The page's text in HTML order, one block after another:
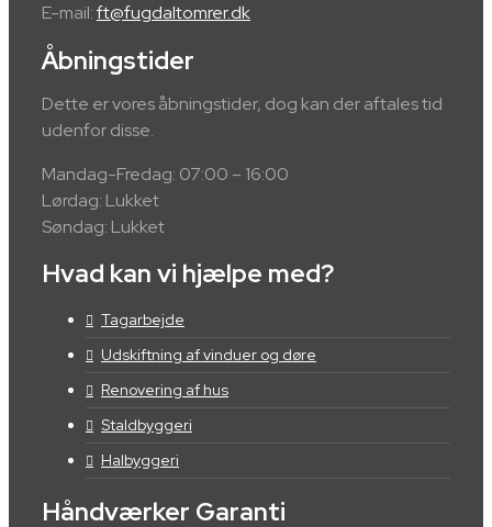
E-mail:ft@fugdaltomrer.dk
Åbningstider
Dette er vores åbningstider, dog kan der aftales tid
udenfor disse.
Mandag-Fredag: 07:00 – 16:00
Lørdag: Lukket
Søndag: Lukket
Hvad kan vi hjælpe med?
Tagarbejde
Udskiftning af vinduer og døre
Renovering af hus
Staldbyggeri
Halbyggeri
Håndværker Garanti